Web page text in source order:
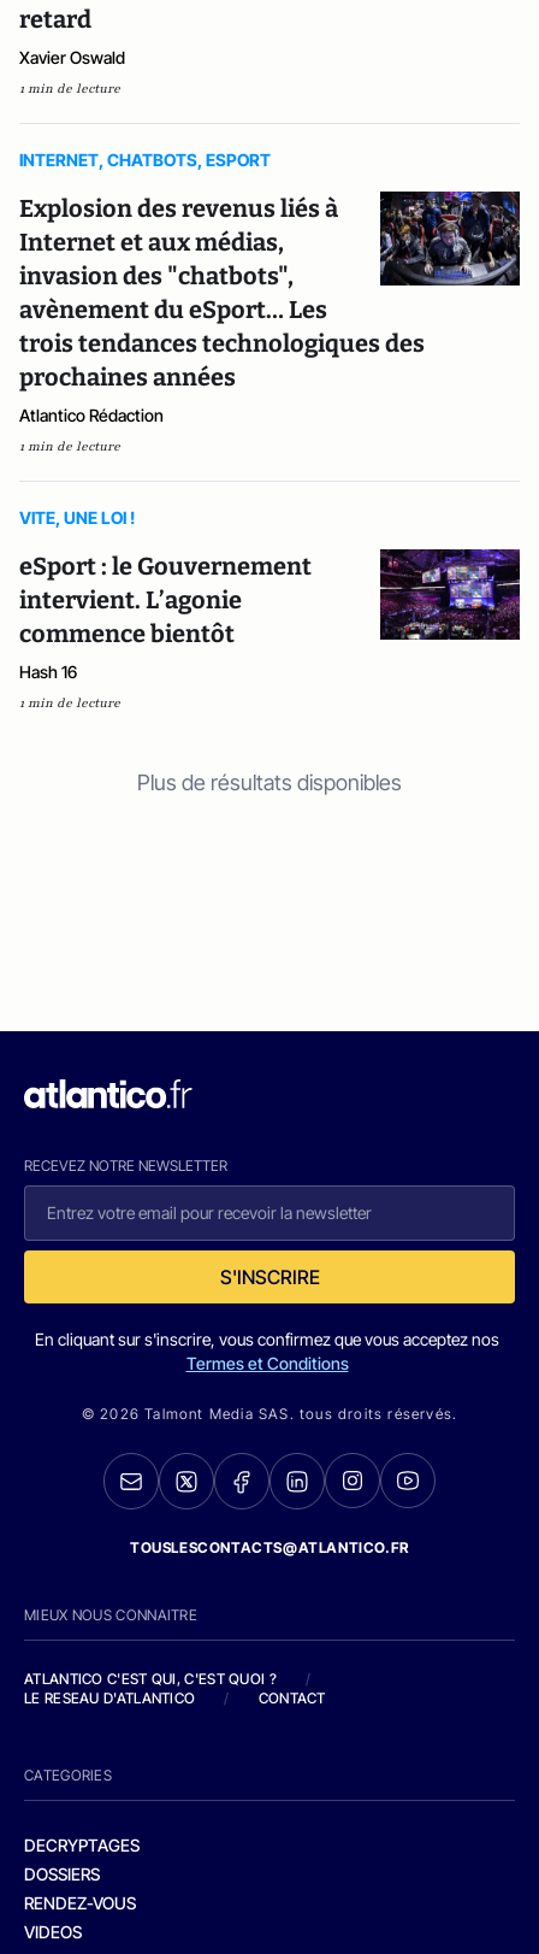
retard
Xavier Oswald
1 min de lecture
INTERNET, CHATBOTS, ESPORT
Explosion des revenus liés à
Internet et aux médias,
invasion des "chatbots",
avènement du eSport… Les
trois tendances technologiques des
prochaines années
Atlantico Rédaction
1 min de lecture
VITE, UNE LOI !
eSport : le Gouvernement
intervient. L’agonie
commence bientôt
Hash 16
1 min de lecture
Plus de résultats disponibles
RECEVEZ NOTRE NEWSLETTER
S'INSCRIRE
En cliquant sur s'inscrire, vous confirmez que vous acceptez nos
Termes et Conditions
© 2026 Talmont Media SAS. tous droits réservés.
TOUSLESCONTACTS@ATLANTICO.FR
MIEUX NOUS CONNAITRE
ATLANTICO C'EST QUI, C'EST QUOI ?
/
LE RESEAU D'ATLANTICO
/ CONTACT
CATEGORIES
DECRYPTAGES
DOSSIERS
RENDEZ-VOUS
VIDEOS